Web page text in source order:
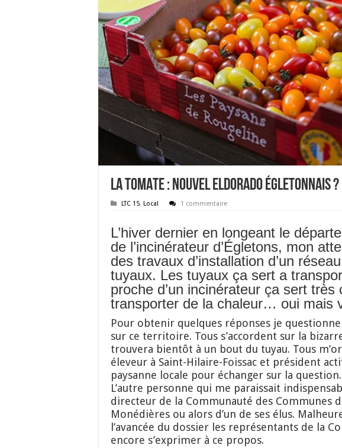
LA TOMATE : nouvel eldorado égletonnais ?
LTC 15, Local 1 commentaire
L’hiver dernier en longeant le
de l’incinérateur d’Égletons, mon
des travaux d’installation d’un
tuyaux. Les tuyaux ça sert a
proche d’un incinérateur ça sert très
transporter de la chaleur… oui mais
Pour obtenir quelques réponses je
sur ce territoire. Tous s’accordent sur la
trouvera bientôt à un bout du tuyau. Tous
éleveur à Saint-Hilaire-Foissac et président
paysanne locale pour échanger sur la question.
L’autre personne qui me paraissait
directeur de la Communauté des Communes
Monédières ou alors d’un de ses élus.
l’avancée du dossier les représentants de la
encore s’exprimer à ce propos.